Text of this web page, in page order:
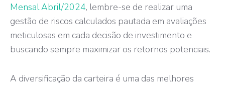
Mensal Abril/2024, lembre-se de realizar uma
gestão de riscos calculados pautada em avaliações
meticulosas em cada decisão de investimento e
buscando sempre maximizar os retornos potenciais.
A diversificação da carteira é uma das melhores